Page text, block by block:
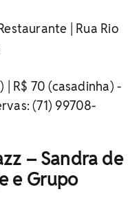
| Rua Rio
| R$ 70 (casadinha) -
(71) 99708-
– Sandra de
e Grupo